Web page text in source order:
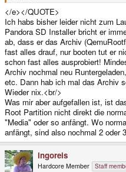
</e></QUOTE>
Ich habs bisher leider nicht zum
Pandora SD Installer bricht er
ab, dass er das Archiv
fast alles drauf, nur booten tut er
schon fast alles ausprobiert!
Archiv nochmal neu
etc. Dann hab ich mal das Archiv
Wieder nix.<br/>
Was mir aber aufgefallen ist, ist
Root Partition nicht direkt die
"Media" oder so anfängt. Wo
anfängt, sind also nochmal 2 oder
ingoreis
Hardcore Member Staff